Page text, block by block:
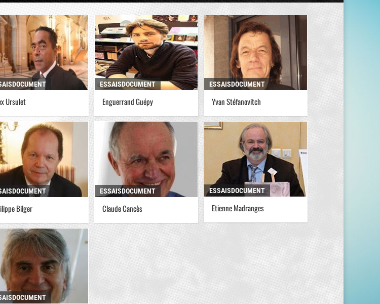
Ursulet Enguerrand Guépy
ESSAISDOCUMENT
Yvan Stéfanovitch
ESSAISDOCUMENT
Bilger Claude Cancès
ESSAISDOCUMENT
Etienne Madranges
ESSAISDOCUMENT